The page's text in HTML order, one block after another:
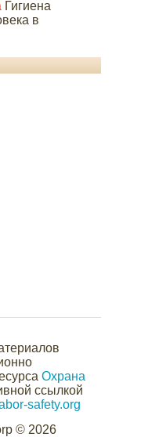
Гигиена
в
Охрана
ссылкой
safety.org
© 2026